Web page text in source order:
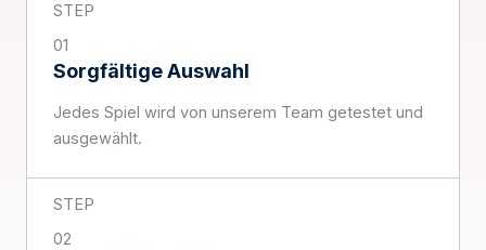
STEP
01
Sorgfältige Auswahl
Jedes Spiel wird von unserem Team getestet und
ausgewählt.
STEP
02